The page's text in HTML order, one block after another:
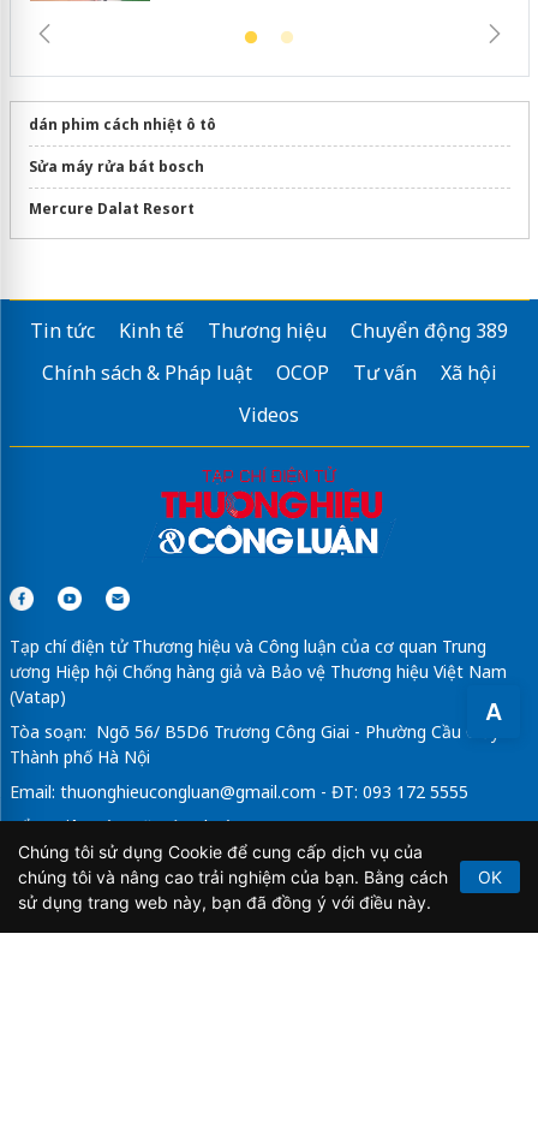
A
dán phim cách nhiệt ô tô
Sửa máy rửa bát bosch
Mercure Dalat Resort
Tin tức Kinh tế Thương hiệu
Chuyển động 389
Chính sách & Pháp luật
OCOP Tư vấn
Xã hội
Videos
Tạp chí điện tử Thương hiệu và Công luận của cơ quan Trung
ương Hiệp hội Chống hàng giả và Bảo vệ Thương hiệu Việt Nam
(Vatap)
Tòa soạn: Ngõ 56/ B5D6 Trương Công Giai - Phường Cầu Giấy -
Thành phố Hà Nội
Email: thuonghieucongluan@gmail.com - ĐT: 093 172 5555
Tổng Biên Tập: Vũ Đức Thuận
Giấy phép hoạt động báo chí điện tử số 64/GP-BTTTT do Bộ
Thông tin và Truyền thông cấp ngày 21/2/2020.
Chúng tôi sử dụng Cookie để cung cấp dịch vụ của
chúng tôi và nâng cao trải nghiệm của bạn. Bằng cách
sử dụng trang web này, bạn đã đồng ý với điều này.
OK